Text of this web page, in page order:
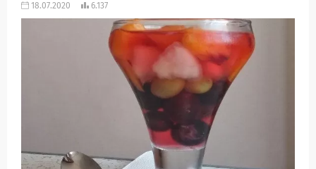
18.07.2020 6.137